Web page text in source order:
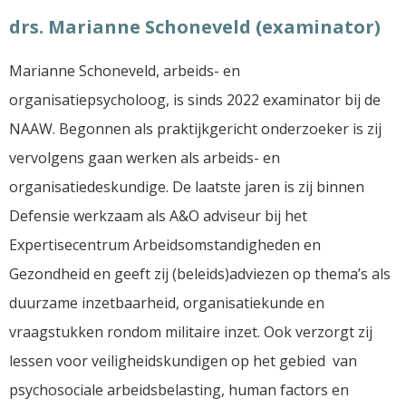
drs. Marianne Schoneveld (examinator)
Marianne Schoneveld, arbeids- en
organisatiepsycholoog, is sinds 2022 examinator bij de
NAAW. Begonnen als praktijkgericht onderzoeker is zij
vervolgens gaan werken als arbeids- en
organisatiedeskundige. De laatste jaren is zij binnen
Defensie werkzaam als A&O adviseur bij het
Expertisecentrum Arbeidsomstandigheden en
Gezondheid en geeft zij (beleids)adviezen op thema’s als
duurzame inzetbaarheid, organisatiekunde en
vraagstukken rondom militaire inzet. Ook verzorgt zij
lessen voor veiligheidskundigen op het gebied van
psychosociale arbeidsbelasting, human factors en